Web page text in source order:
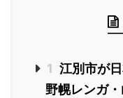
1 江別市が
野幌レンガ